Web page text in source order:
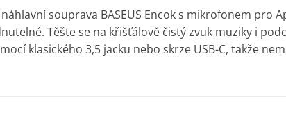
souprava BASEUS Encok s mikrofonem pro
Těšte se na křišťálově čistý zvuk muziky i
klasického 3,5 jacku nebo skrze USB-C, takže